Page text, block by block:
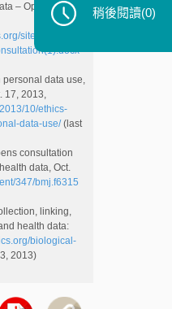
– Open
sites/default/fil
personal data use,
17, 2013,
10/ethics-
data-use/(last
consultation
data, Oct.
347/bmj.f6315
linking,
health data:
biological-
2013)
稍後閱讀(0)